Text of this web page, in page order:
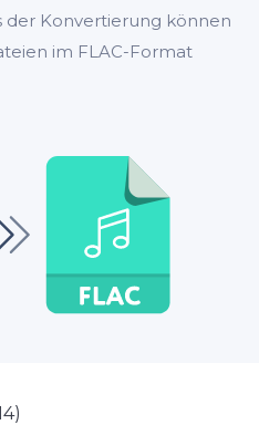
der Konvertierung können
im FLAC-Format